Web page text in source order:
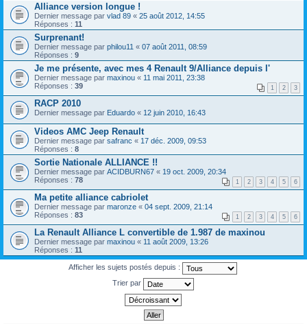
Alliance version longue !
Dernier message par vlad 89 « 25 août 2012, 14:55
Réponses : 11
Surprenant!
Dernier message par philou11 « 07 août 2011, 08:59
Réponses : 9
Je me présente, avec mes 4 Renault 9/Alliance depuis l'
Dernier message par maxinou « 11 mai 2011, 23:38
Réponses : 39 1 2 3
RACP 2010
Dernier message par Eduardo « 12 juin 2010, 16:43
Videos AMC Jeep Renault
Dernier message par safranc « 17 déc. 2009, 09:53
Réponses : 8
Sortie Nationale ALLIANCE !!
Dernier message par ACIDBURN67 « 19 oct. 2009, 20:34
Réponses : 78 1 2 3 4 5 6
Ma petite alliance cabriolet
Dernier message par maronze « 04 sept. 2009, 21:14
Réponses : 83 1 2 3 4 5 6
La Renault Alliance L convertible de 1.987 de maxinou
Dernier message par maxinou « 11 août 2009, 13:26
Réponses : 11
Afficher les sujets postés depuis :
Trier par